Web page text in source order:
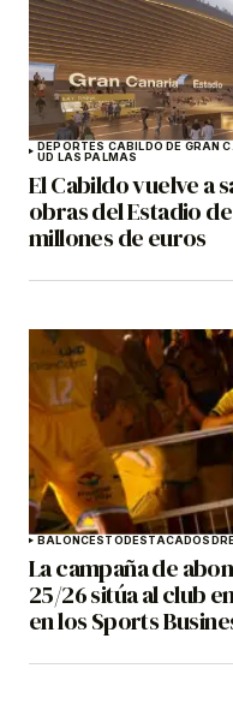
DEPORTES CABILDO DE GRAN
UD LAS PALMAS
El Cabildo vuelve a
obras del Estadio
millones de euros
BALONCESTODESTACADOS
La campaña de
25/26 sitúa al club
en los Sports